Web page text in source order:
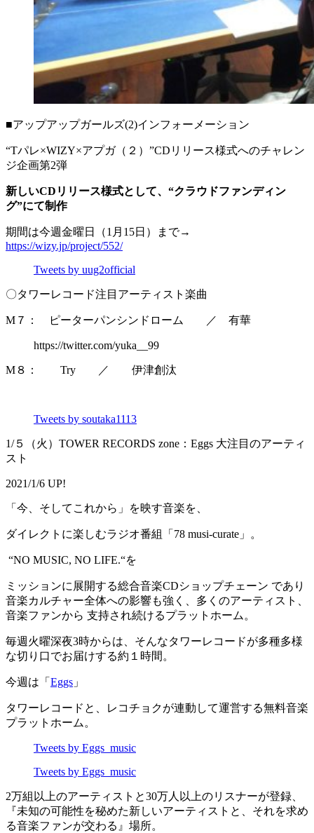
■アップアップガールズ(2)インフォーメーション
“Tパレ×WIZY×アプガ（２）”CDリリース様式へのチャレン
ジ企画第2弾
新しいCDリリース様式として、“クラウドファンディン
グ”にて制作
期間は今週金曜日（1月15日）まで→
https://wizy.jp/project/552/
Tweets by uug2official
〇タワーレコード注目アーティスト楽曲
M７： ピーターパンシンドローム ／ 有華
https://twitter.com/yuka__99
M８： Try ／ 伊津創汰
Tweets by soutaka1113
1/５（火）TOWER RECORDS zone：Eggs 大注目のアーティ
スト
2021/1/6 UP!
「今、そしてこれから」を映す音楽を、
ダイレクトに楽しむラジオ番組「78 musi-curate」。
“NO MUSIC, NO LIFE.“を
ミッションに展開する総合音楽CDショップチェーン であり
音楽カルチャー全体への影響も強く、多くのアーティスト、
音楽ファンから 支持され続けるプラットホーム。
毎週火曜深夜3時からは、そんなタワーレコードが多種多様
な切り口でお届けする約１時間。
今週は「 Eggs 」
タワーレコードと、レコチョクが連動して運営する無料音楽
プラットホーム。
Tweets by Eggs_music
Tweets by Eggs_music
2万組以上のアーティストと30万人以上のリスナーが登録、
『未知の可能性を秘めた新しいアーティストと、それを求め
る音楽ファンが交わる』場所。